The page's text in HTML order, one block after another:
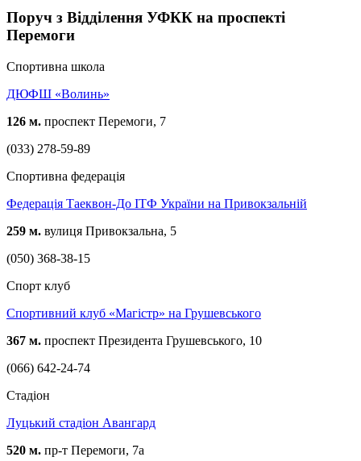
Поруч з Відділення УФКК на проспекті
Перемоги
Спортивна школа
ДЮФШ «Волинь»
126 м. проспект Перемоги, 7
(033) 278-59-89
Спортивна федерація
Федерація Таеквон-До ІТФ України на Привокзальній
259 м. вулиця Привокзальна, 5
(050) 368-38-15
Спорт клуб
Спортивний клуб «Магістр» на Грушевського
367 м. проспект Президента Грушевського, 10
(066) 642-24-74
Стадіон
Луцький стадіон Авангард
520 м. пр-т Перемоги, 7а